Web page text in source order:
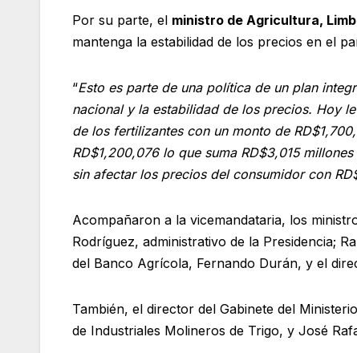
Por su parte, el ministro de Agricultura,
mantenga la estabilidad de los precios en el
“Esto es parte de una política de un plan
nacional y la estabilidad de los precios. Hoy
de los fertilizantes con un monto de
RD$1,200,076 lo que suma RD$3,015
sin afectar los precios del consumidor con
Acompañaron a la vicemandataria, los
Rodríguez, administrativo de la Presidencia;
del Banco Agrícola, Fernando Durán, y el
También, el director del Gabinete del
de Industriales Molineros de Trigo, y José